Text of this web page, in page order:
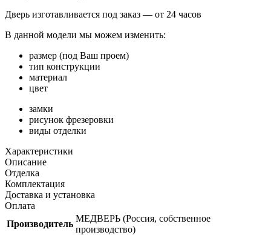
Дверь изготавливается под заказ — от 24 часов
В данной модели мы можем изменить:
размер (под Ваш проем)
тип конструкции
материал
цвет
замки
рисунок фрезеровки
виды отделки
Характеристики
Описание
Отделка
Комплектация
Доставка и установка
Оплата
Производитель
МЕДВЕРЬ (Россия, собственное
производство)